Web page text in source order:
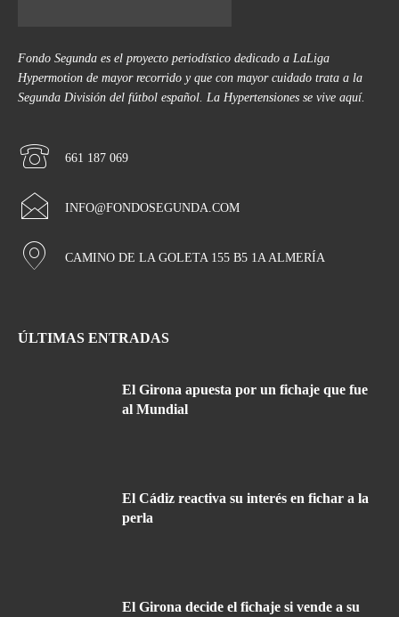
Fondo Segunda es el proyecto periodístico dedicado a LaLiga
Hypermotion de mayor recorrido y que con mayor cuidado trata a la
Segunda División del fútbol español. La Hypertensiones se vive aquí.
661 187 069
INFO@FONDOSEGUNDA.COM
CAMINO DE LA GOLETA 155 B5 1A ALMERÍA
ÚLTIMAS ENTRADAS
El Girona apuesta por un fichaje que fue
al Mundial
El Cádiz reactiva su interés en fichar a la
perla
El Girona decide el fichaje si vende a su